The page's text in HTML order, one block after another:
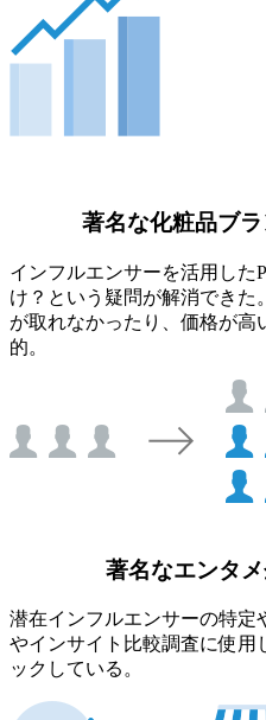
著名な化粧品ブ
インフルエンサーを活用した
け？という疑問が解消できた
が取れなかったり、価格が高
的。
著名なエンタ
潜在インフルエンサーの特定
やインサイト比較調査に使用
ックしている。